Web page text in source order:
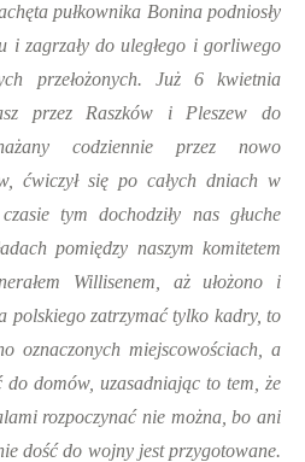
pułkownika Bonina podniosły
i zagrzały do uległego i gorliwego
przełożonych. Już 6 kwietnia
przez Raszków i Pleszew do
codziennie przez nowo
ćwiczył się po całych dniach w
tym dochodziły nas głuche
pomiędzy naszym komitetem
Willisenem, aż ułożono i
polskiego zatrzymać tylko kadry, to
oznaczonych miejscowościach, a
do domów, uzasadniając to tem, że
rozpoczynać nie można, bo ani
dość do wojny jest przygotowane.